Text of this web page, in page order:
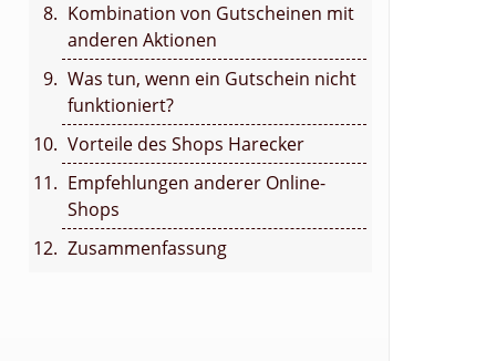
Kombination von Gutscheinen mit
anderen Aktionen
Was tun, wenn ein Gutschein nicht
funktioniert?
Vorteile des Shops Harecker
Empfehlungen anderer Online-
Shops
Zusammenfassung